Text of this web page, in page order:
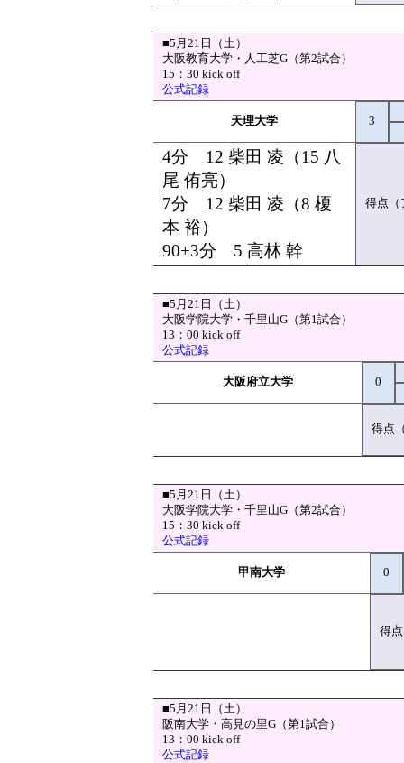
■5月21日（土）
大阪教育大学・人工芝G（第2試合）
15：30 kick off
公式記録
天理大学 3
4分 12 柴田 凌（15 八
尾 侑亮）
7分 12 柴田 凌（8 榎
本 裕）
90+3分 5 高林 幹
得点（
■5月21日（土）
大阪学院大学・千里山G（第1試合）
13：00 kick off
公式記録
大阪府立大学 0
得点
■5月21日（土）
大阪学院大学・千里山G（第2試合）
15：30 kick off
公式記録
甲南大学 0
得
■5月21日（土）
阪南大学・高見の里G（第1試合）
13：00 kick off
公式記録